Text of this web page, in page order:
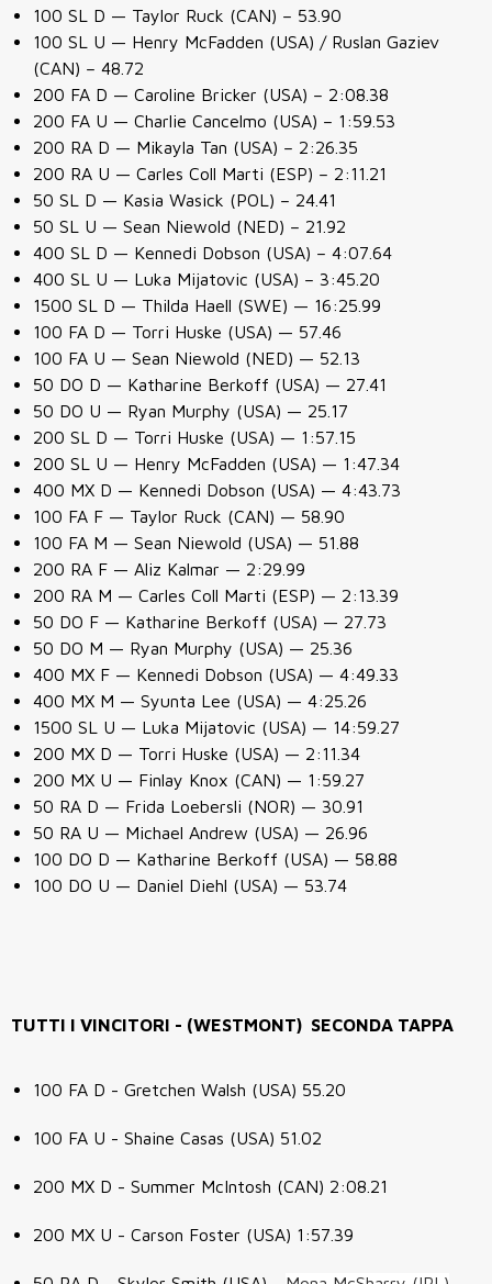
100 SL D — Taylor Ruck (CAN) – 53.90
100 SL U — Henry McFadden (USA) / Ruslan Gaziev
(CAN) – 48.72
200 FA D — Caroline Bricker (USA) – 2:08.38
200 FA U — Charlie Cancelmo (USA) – 1:59.53
200 RA D — Mikayla Tan (USA) – 2:26.35
200 RA U — Carles Coll Marti (ESP) – 2:11.21
50 SL D — Kasia Wasick (POL) – 24.41
50 SL U — Sean Niewold (NED) – 21.92
400 SL D — Kennedi Dobson (USA) – 4:07.64
400 SL U — Luka Mijatovic (USA) – 3:45.20
1500 SL D — Thilda Haell (SWE) — 16:25.99
100 FA D — Torri Huske (USA) — 57.46
100 FA U — Sean Niewold (NED) — 52.13
50 DO D — Katharine Berkoff (USA) — 27.41
50 DO U — Ryan Murphy (USA) — 25.17
200 SL D — Torri Huske (USA) — 1:57.15
200 SL U — Henry McFadden (USA) — 1:47.34
400 MX D — Kennedi Dobson (USA) — 4:43.73
100 FA F — Taylor Ruck (CAN) — 58.90
100 FA M — Sean Niewold (USA) — 51.88
200 RA F — Aliz Kalmar — 2:29.99
200 RA M — Carles Coll Marti (ESP) — 2:13.39
50 DO F — Katharine Berkoff (USA) — 27.73
50 DO M — Ryan Murphy (USA) — 25.36
400 MX F — Kennedi Dobson (USA) — 4:49.33
400 MX M — Syunta Lee (USA) — 4:25.26
1500 SL U — Luka Mijatovic (USA) — 14:59.27
200 MX D — Torri Huske (USA) — 2:11.34
200 MX U — Finlay Knox (CAN) — 1:59.27
50 RA D — Frida Loebersli (NOR) — 30.91
50 RA U — Michael Andrew (USA) — 26.96
100 DO D — Katharine Berkoff (USA) — 58.88
100 DO U — Daniel Diehl (USA) — 53.74
TUTTI I VINCITORI - (WESTMONT) SECONDA TAPPA
100 FA D - Gretchen Walsh (USA) 55.20
100 FA U - Shaine Casas (USA) 51.02
200 MX D - Summer McIntosh (CAN) 2:08.21
200 MX U - Carson Foster (USA) 1:57.39